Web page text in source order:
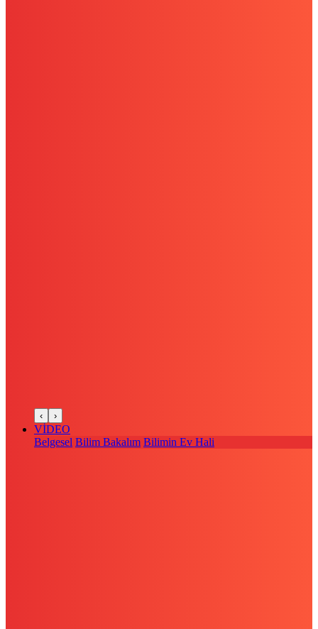
‹ ›
VİDEO
Belgesel Bilim Bakalım Bilimin Ev Hali